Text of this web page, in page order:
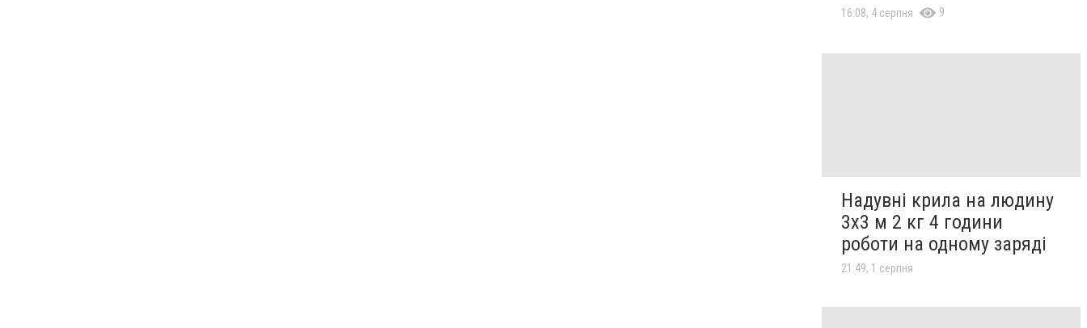
16:08, 4 серпня 9
Надувні крила на людину
3х3 м 2 кг 4 години
роботи на одному заряді
21:49, 1 серпня